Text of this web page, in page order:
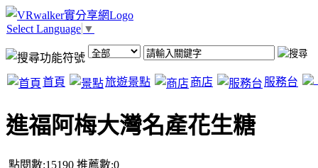
Select Language ▼
首頁 旅遊景點 商店 服務台
進福阿梅大灣名產花生糖
點閱數:15190 推薦數:0